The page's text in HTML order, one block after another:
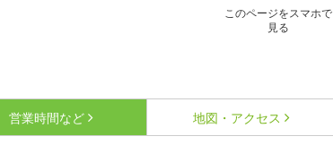
このページをスマホで
見る
営業時間など 地図・アクセス